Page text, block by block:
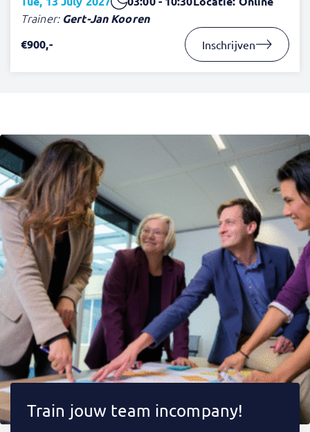
Trainer: Gert-Jan Kooren
€900,-
Inschrijven
Train jouw team incompany!